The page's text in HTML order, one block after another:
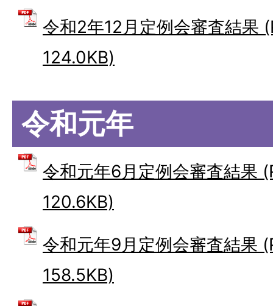
令和2年12月定例会審査結果
124.0KB)
令和元年
令和元年6月定例会審査結果
120.6KB)
令和元年9月定例会審査結果
158.5KB)